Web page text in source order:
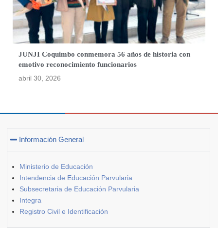
JUNJI Coquimbo conmemora 56 años de historia con
emotivo reconocimiento funcionarios
abril 30, 2026
Información General
Ministerio de Educación
Intendencia de Educación Parvularia
Subsecretaria de Educación Parvularia
Integra
Registro Civil e Identificación